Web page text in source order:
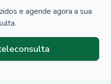
e agende agora a sua